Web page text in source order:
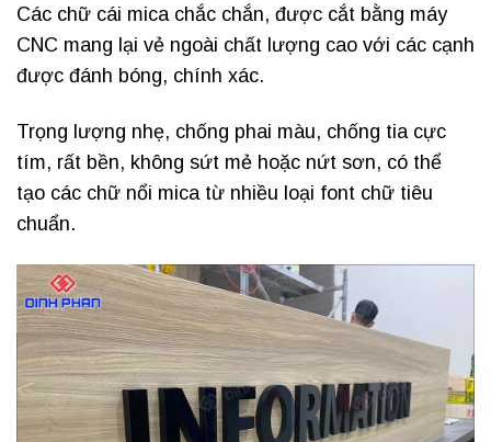
Các chữ cái mica chắc chắn, được cắt bằng máy
CNC mang lại vẻ ngoài chất lượng cao với các cạnh
được đánh bóng, chính xác.
Trọng lượng nhẹ, chống phai màu, chống tia cực
tím, rất bền, không sứt mẻ hoặc nứt sơn, có thể
tạo các chữ nổi mica từ nhiều loại font chữ tiêu
chuẩn.